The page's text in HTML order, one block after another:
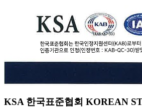
KSA 한국표준협회 KOREAN